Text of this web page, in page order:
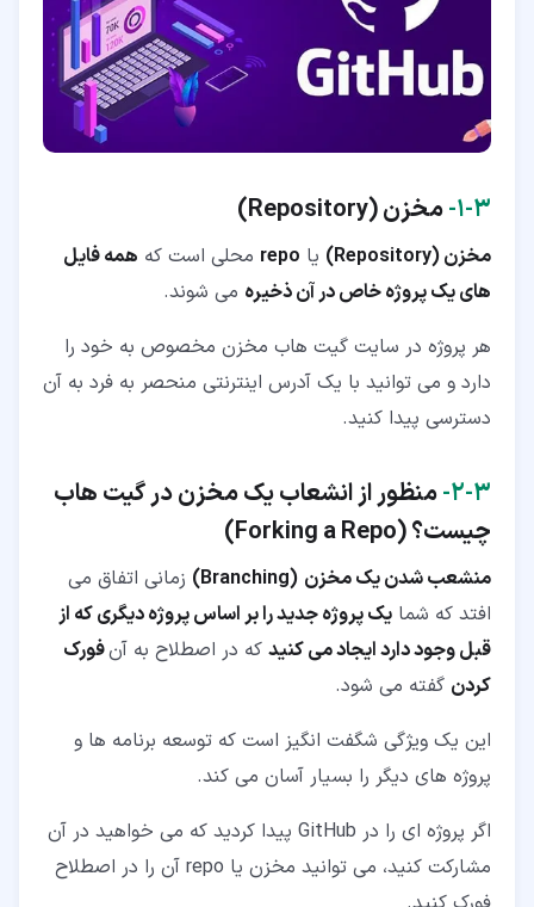
۳‏-‏۱‏- مخزن (Repository
)
مخزن (Repository) یا repo محلی است که همه فایل
های یک پروژه خاص در آن ذخیره می شوند.
هر پروژه در سایت گیت هاب مخزن مخصوص به خود را
دارد و می توانید با یک آدرس اینترنتی منحصر به فرد به آن
دسترسی پیدا کنید.
۳‏-‏۲‏- منظور از انشعاب یک مخزندر گیت هاب
چیست؟ (Forking a Repo
)
منشعب شدن یک مخزن (Branching)
زمانی اتفاق می
افتد که شما یک پروژه جدید را بر اساس پروژه دیگری که از
قبل وجود دارد ایجاد می کنید که در اصطلاح به آنفورک
کردن گفته می شود.
این یک ویژگی شگفت انگیز است که توسعه برنامه ها و
پروژه های دیگر را بسیار آسان می کند.
اگر پروژه ای را در GitHub پیدا کردید که می خواهید در آن
مشارکت کنید، می توانید مخزن یا repo آن را در اصطلاح